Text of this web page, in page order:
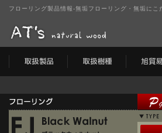
フローリング製品情報-無垢フローリング・無垢